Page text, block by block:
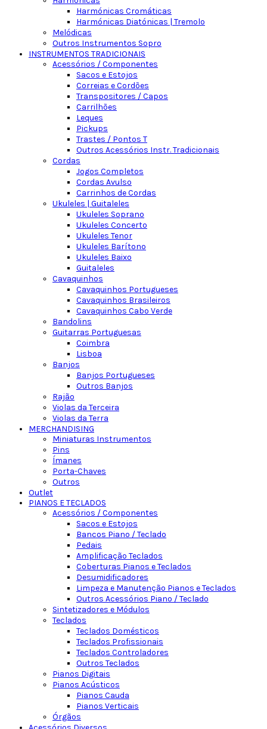
Harmónicas Cromáticas
Harmónicas Diatónicas | Tremolo
Melódicas
Outros Instrumentos Sopro
INSTRUMENTOS TRADICIONAIS
Acessórios / Componentes
Sacos e Estojos
Correias e Cordões
Transpositores / Capos
Carrilhões
Leques
Pickups
Trastes / Pontos T
Outros Acessórios Instr. Tradicionais
Cordas
Jogos Completos
Cordas Avulso
Carrinhos de Cordas
Ukuleles | Guitaleles
Ukuleles Soprano
Ukuleles Concerto
Ukuleles Tenor
Ukuleles Barítono
Ukuleles Baixo
Guitaleles
Cavaquinhos
Cavaquinhos Portugueses
Cavaquinhos Brasileiros
Cavaquinhos Cabo Verde
Bandolins
Guitarras Portuguesas
Coimbra
Lisboa
Banjos
Banjos Portugueses
Outros Banjos
Rajão
Violas da Terceira
Violas da Terra
MERCHANDISING
Miniaturas Instrumentos
Pins
Ímanes
Porta-Chaves
Outros
Outlet
PIANOS E TECLADOS
Acessórios / Componentes
Sacos e Estojos
Bancos Piano / Teclado
Pedais
Amplificação Teclados
Coberturas Pianos e Teclados
Desumidificadores
Limpeza e Manutenção Pianos e Teclados
Outros Acessórios Piano / Teclado
Sintetizadores e Módulos
Teclados
Teclados Domésticos
Teclados Profissionais
Teclados Controladores
Outros Teclados
Pianos Digitais
Pianos Acústicos
Pianos Cauda
Pianos Verticais
Órgãos